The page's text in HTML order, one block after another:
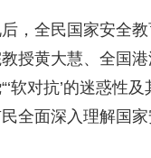
，全民国家安全
授黄大慧、全国
软对抗’的迷惑性
全面深入理解国家